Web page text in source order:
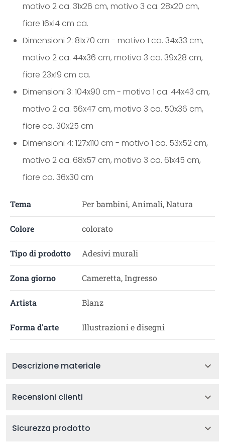
motivo 2 ca. 31x26 cm, motivo 3 ca. 28x20 cm,
fiore 16x14 cm ca.
Dimensioni 2: 81x70 cm - motivo 1 ca. 34x33 cm,
motivo 2 ca. 44x36 cm, motivo 3 ca. 39x28 cm,
fiore 23x19 cm ca.
Dimensioni 3: 104x90 cm - motivo 1 ca. 44x43 cm,
motivo 2 ca. 56x47 cm, motivo 3 ca. 50x36 cm,
fiore ca. 30x25 cm
Dimensioni 4: 127x110 cm - motivo 1 ca. 53x52 cm,
motivo 2 ca. 68x57 cm, motivo 3 ca. 61x45 cm,
fiore ca. 36x30 cm
Tema Per bambini, Animali, Natura
Colore colorato
Tipo di prodotto Adesivi murali
Zona giorno Cameretta, Ingresso
Artista Blanz
Forma d'arte Illustrazioni e disegni
Descrizione materiale
Recensioni clienti
Sicurezza prodotto